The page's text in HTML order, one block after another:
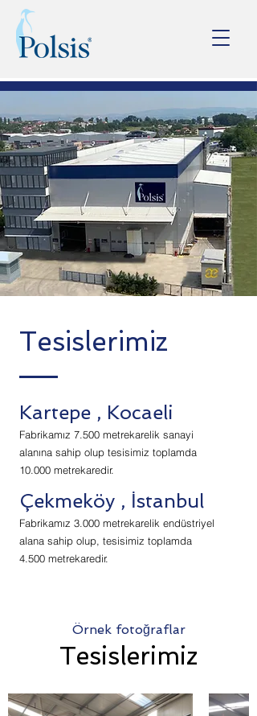
Tesislerimiz
Kartepe , Kocaeli
Fabrikamız 7.500 metrekarelik sanayi
alanına sahip olup tesisimiz toplamda
10.000 metrekaredir.
Çekmeköy , İstanbul
Fabrikamız 3.000 metrekarelik endüstriyel
alana sahip olup, tesisimiz toplamda
4.500 metrekaredir.
Örnek fotoğraflar
Tesislerimiz